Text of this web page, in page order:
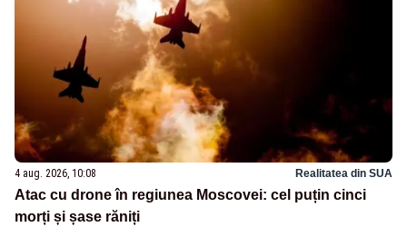
4 aug. 2026, 10:08 Realitatea din SUA
Atac cu drone în regiunea Moscovei: cel puțin cinci
morți și șase răniți